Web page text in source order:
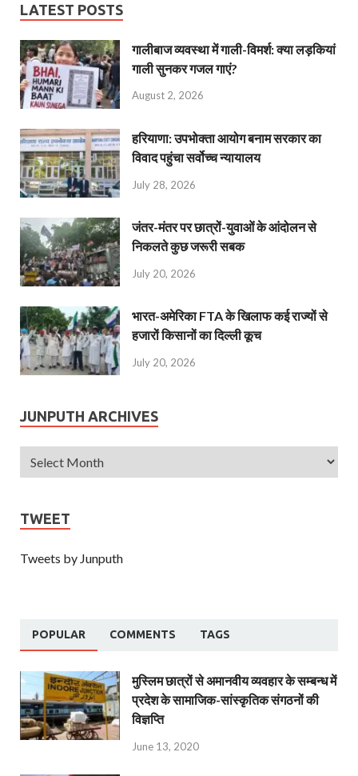
LATEST POSTS
गालीबाज व्‍यवस्‍था में गाली-विमर्श: क्या लड़कियां
गाली सुनकर गजल गाएं?
August 2, 2026
हरियाणा: उपभोक्ता आयोग बनाम सरकार का
विवाद पहुंचा सर्वोच्च न्यायालय
July 28, 2026
जंतर-मंतर पर छात्रों-युवाओं के आंदोलन से
निकलते कुछ जरूरी सबक
July 20, 2026
भारत-अमेरिका FTA के खिलाफ कई राज्यों से
हजारों किसानों का दिल्ली कूच
July 20, 2026
JUNPUTH ARCHIVES
TWEET
Tweets by Junputh
POPULAR COMMENTS TAGS
मुस्लिम छात्रों से अमानवीय व्यवहार के सम्बन्ध में
प्रदेश के सामाजिक-सांस्कृतिक संगठनों की
विज्ञप्ति
June 13, 2020